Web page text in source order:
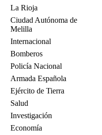
La Rioja
Ciudad Autónoma de
Melilla
Internacional
Bomberos
Policía Nacional
Armada Española
Ejército de Tierra
Salud
Investigación
Economía